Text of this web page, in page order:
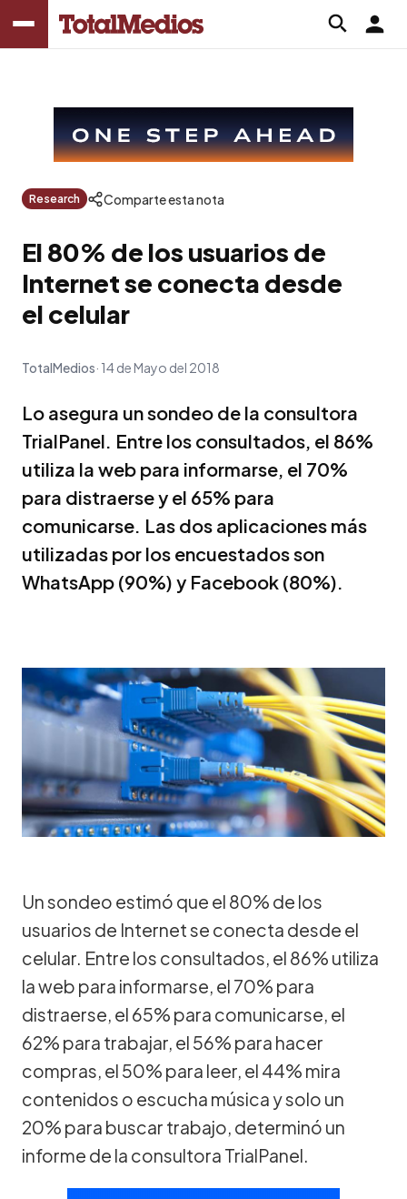
Research Comparte esta nota
El 80% de los usuarios de
Internet se conecta desde
el celular
TotalMedios 14 de Mayo del 2018
Lo asegura un sondeo de la consultora
TrialPanel. Entre los consultados, el 86%
utiliza la web para informarse, el 70%
para distraerse y el 65% para
comunicarse. Las dos aplicaciones más
utilizadas por los encuestados son
WhatsApp (90%) y Facebook (80%).
Un sondeo estimó que el 80% de los
usuarios de Internet se conecta desde el
celular. Entre los consultados, el 86% utiliza
la web para informarse, el 70% para
distraerse, el 65% para comunicarse, el
62% para trabajar, el 56% para hacer
compras, el 50% para leer, el 44% mira
contenidos o escucha música y solo un
20% para buscar trabajo, determinó un
informe de la consultora TrialPanel.